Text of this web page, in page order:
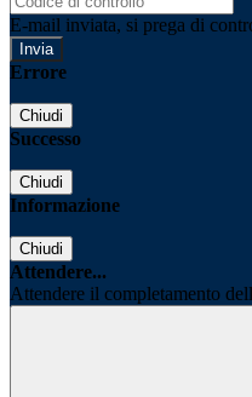
E-mail inviata, si prega di
Errore
Chiudi
Successo
Chiudi
Informazione
Chiudi
Attendere...
Attendere il completamento